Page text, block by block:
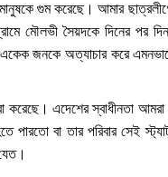
গুম করেছে। আমার
মৌলভী সৈয়দকে দিনের পর
জনকে অত্যাচার করে
করেছে। এদেশের স্বাধীনতা
পারতো বা তার পরিবার সেই